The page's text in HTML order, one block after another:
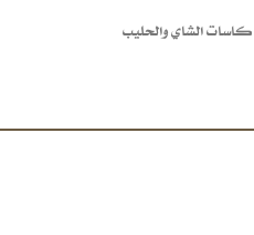
كاسات الشاي والحليب